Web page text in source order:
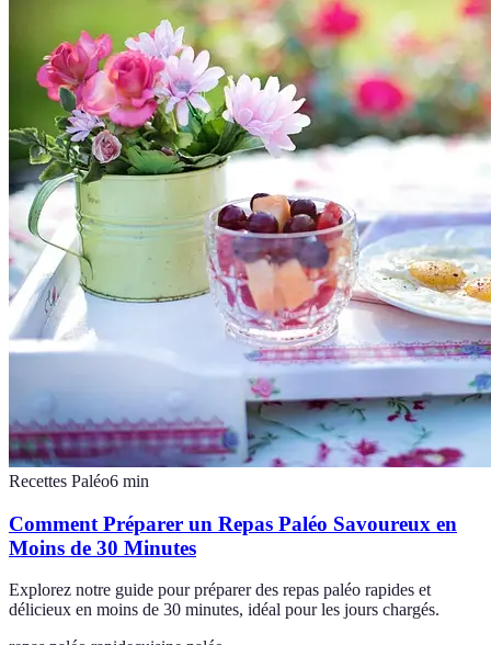
Recettes Paléo6 min
Comment Préparer un Repas Paléo Savoureux en
Moins de 30 Minutes
Explorez notre guide pour préparer des repas paléo rapides et
délicieux en moins de 30 minutes, idéal pour les jours chargés.